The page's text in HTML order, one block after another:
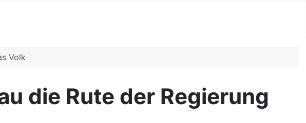
Volk
die Rute der Regierung